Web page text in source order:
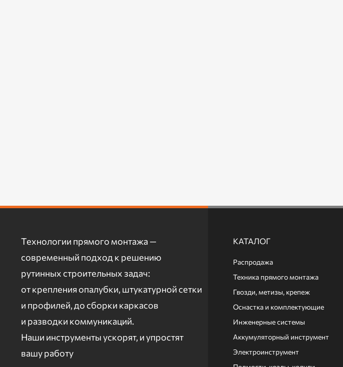
Технологии прямого монтажа —
современный подход к решению
рутинных строительных задач:
от крепления опалубки, штукатурной сетки
и профилей, до сборки каркасов
и разводки коммуникаций.
Наши инструменты ускорят, и упростят
вашу работу
КАТАЛОГ
Распродажа
Техника прямого монтажа
Гвозди, метизы, крепеж
Оснастка и комплектующие
Инженерные системы
Аккумуляторный инструмент
Электроинструмент